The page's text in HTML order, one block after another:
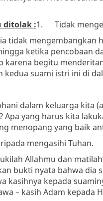
ditolak :1.
Tidak
tidak mengembangkan
ketika pencobaan
karena begitu
kedua suami istri ini di
dalam keluarga kita
Apa yang harus kita
menopang yang baik
mengasihi Tuhan.
Allahmu dan
bukti nyata bahwa
kasihnya kepada
– kasih Adam kepada